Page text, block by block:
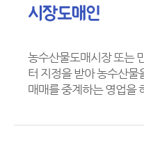
시장도매인
농수산물도매시장 또는
터 지정을 받아 농수산물
매매를 중계하는 영업을